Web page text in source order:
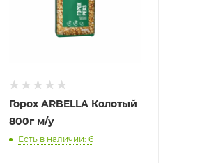
Горох ARBELLA Колотый
800г м/у
Есть в наличии: 6